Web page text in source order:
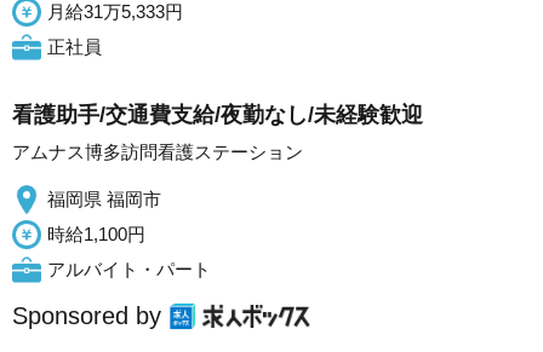
月給31万5,333円
正社員
看護助手/交通費支給/夜勤なし/未経験歓迎
アムナス博多訪問看護ステーション
福岡県 福岡市
時給1,100円
アルバイト・パート
Sponsored by